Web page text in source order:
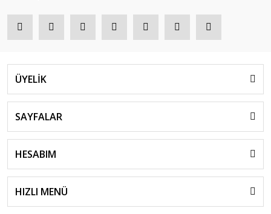
ÜYELİK
SAYFALAR
HESABIM
HIZLI MENÜ